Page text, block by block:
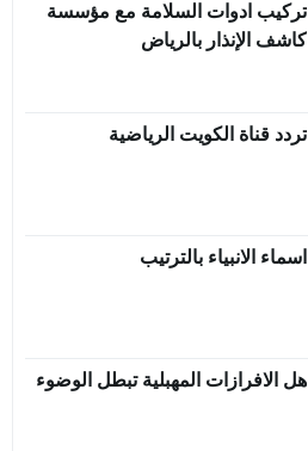
تركيب ادوات السلامة مع مؤسسة
كاشف الإنذار بالرياض
تردد قناة الكويت الرياضية
اسماء الانبياء بالترتيب
هل الافرازات المهبلية تبطل الوضوء